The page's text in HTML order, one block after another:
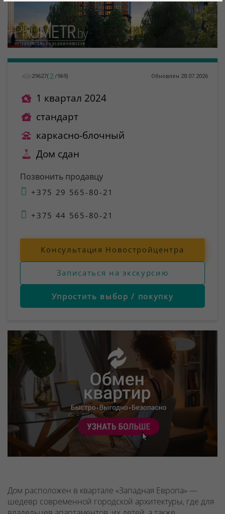
29627( 2 /969) Обновлен 28.07.2026
1 квартал 2024
стандарт
каркасно-блочный
Дом сдан
Позвонить продавцу
+375 29 565-80-21
+375 44 565-80-21
Консультация Новостройцентра
Записаться на экскурсию
Упростить выбор / покупку
Дом расположен в квартале «Западная Европа» —
шедевр современной городской архитектуры, где для